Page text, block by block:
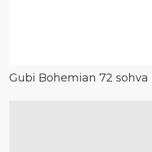
Gubi Bohemian 72 sohva